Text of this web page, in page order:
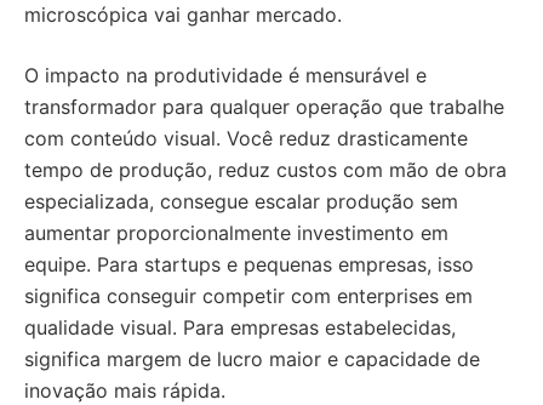
microscópica vai ganhar mercado.
O impacto na produtividade é mensurável e
transformador para qualquer operação que trabalhe
com conteúdo visual. Você reduz drasticamente
tempo de produção, reduz custos com mão de obra
especializada, consegue escalar produção sem
aumentar proporcionalmente investimento em
equipe. Para startups e pequenas empresas, isso
significa conseguir competir com enterprises em
qualidade visual. Para empresas estabelecidas,
significa margem de lucro maior e capacidade de
inovação mais rápida.